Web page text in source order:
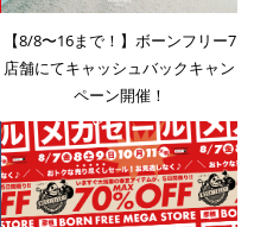
【8/8〜16まで！】ボーンフリー7
店舗にてキャッシュバックキャン
ペーン開催！